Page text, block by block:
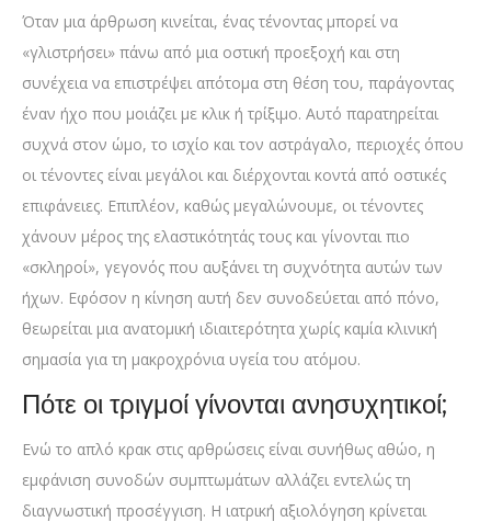
Όταν μια άρθρωση κινείται, ένας τένοντας μπορεί να
«γλιστρήσει» πάνω από μια οστική προεξοχή και στη
συνέχεια να επιστρέψει απότομα στη θέση του, παράγοντας
έναν ήχο που μοιάζει με κλικ ή τρίξιμο. Αυτό παρατηρείται
συχνά στον ώμο, το ισχίο και τον αστράγαλο, περιοχές όπου
οι τένοντες είναι μεγάλοι και διέρχονται κοντά από οστικές
επιφάνειες. Επιπλέον, καθώς μεγαλώνουμε, οι τένοντες
χάνουν μέρος της ελαστικότητάς τους και γίνονται πιο
«σκληροί», γεγονός που αυξάνει τη συχνότητα αυτών των
ήχων. Εφόσον η κίνηση αυτή δεν συνοδεύεται από πόνο,
θεωρείται μια ανατομική ιδιαιτερότητα χωρίς καμία κλινική
σημασία για τη μακροχρόνια υγεία του ατόμου.
Πότε οι τριγμοί γίνονται ανησυχητικοί;
Ενώ το απλό κρακ στις αρθρώσεις είναι συνήθως αθώο, η
εμφάνιση συνοδών συμπτωμάτων αλλάζει εντελώς τη
διαγνωστική προσέγγιση. Η ιατρική αξιολόγηση κρίνεται